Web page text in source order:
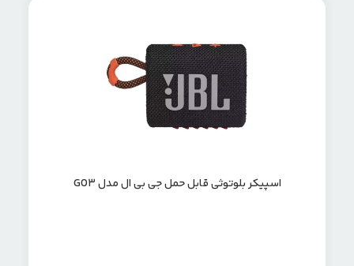
اسپیکر بلوتوثی قابل حمل جی بی ال مدل GO3